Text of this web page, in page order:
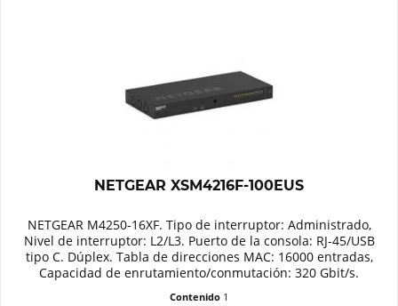
NETGEAR XSM4216F-100EUS
NETGEAR M4250-16XF. Tipo de interruptor: Administrado,
Nivel de interruptor: L2/L3. Puerto de la consola: RJ-45/USB
tipo C. Dúplex. Tabla de direcciones MAC: 16000 entradas,
Capacidad de enrutamiento/conmutación: 320 Gbit/s.
Contenido 1